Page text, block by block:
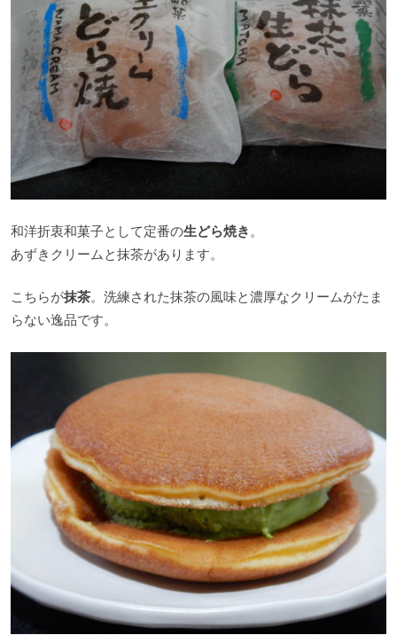
和洋折衷和菓子として定番の生どら焼き。
あずきクリームと抹茶があります。
こちらが抹茶。洗練された抹茶の風味と濃厚なクリームがたま
らない逸品です。